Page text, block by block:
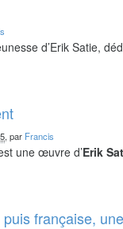
d’Erik Satie,
, par Francis
une œuvre d’Erik
française,